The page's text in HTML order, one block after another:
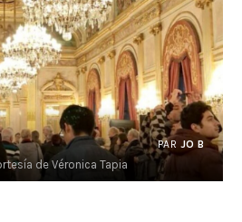
de Véronica Tapia
PAR JO B